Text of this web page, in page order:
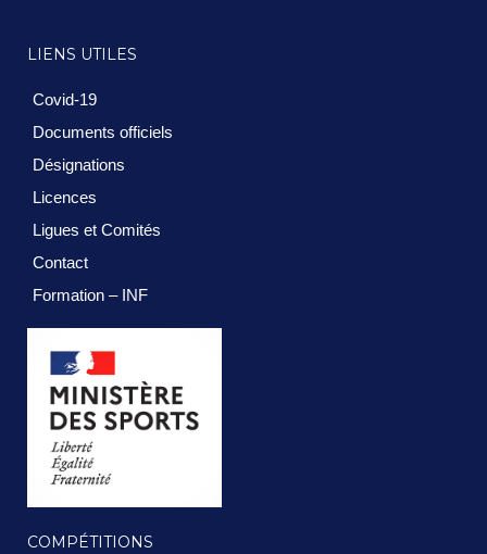
LIENS UTILES
Covid-19
Documents officiels
Désignations
Licences
Ligues et Comités
Contact
Formation – INF
COMPÉTITIONS